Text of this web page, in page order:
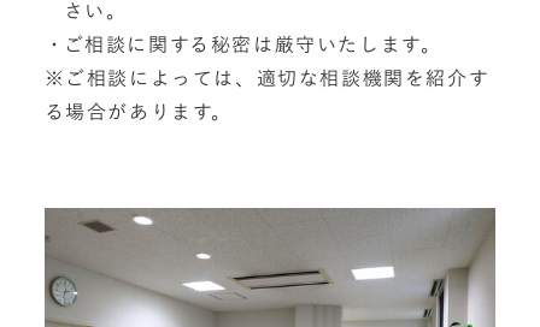
さい。
ご相談に関する秘密は厳守いたします。
※ご相談によっては、適切な相談機関を紹介す
る場合があります。